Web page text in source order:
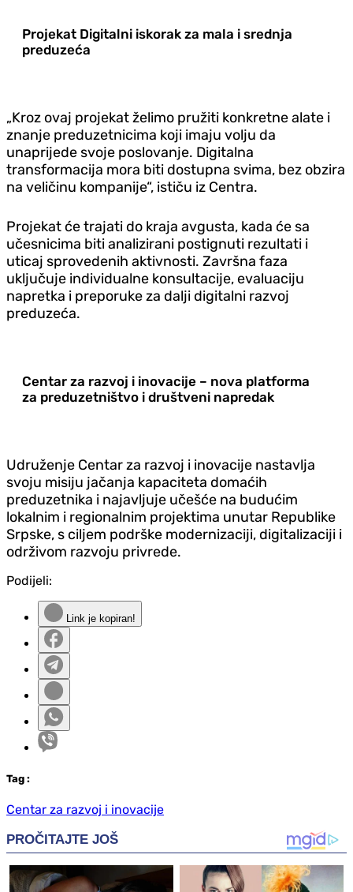
Projekat Digitalni iskorak za mala i srednja
preduzeća
„Kroz ovaj projekat želimo pružiti konkretne alate i
znanje preduzetnicima koji imaju volju da
unaprijede svoje poslovanje. Digitalna
transformacija mora biti dostupna svima, bez obzira
na veličinu kompanije“, ističu iz Centra.
Projekat će trajati do kraja avgusta, kada će sa
učesnicima biti analizirani postignuti rezultati i
uticaj sprovedenih aktivnosti. Završna faza
uključuje individualne konsultacije, evaluaciju
napretka i preporuke za dalji digitalni razvoj
preduzeća.
Centar za razvoj i inovacije – nova platforma
za preduzetništvo i društveni napredak
Udruženje Centar za razvoj i inovacije nastavlja
svoju misiju jačanja kapaciteta domaćih
preduzetnika i najavljuje učešće na budućim
lokalnim i regionalnim projektima unutar Republike
Srpske, s ciljem podrške modernizaciji, digitalizaciji i
održivom razvoju privrede.
Podijeli:
Link je kopiran!
Tag :
Centar za razvoj i inovacije